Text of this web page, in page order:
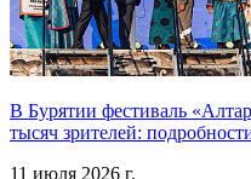
В Бурятии фестиваль
тысяч зрителей:
11 июля 2026 г.